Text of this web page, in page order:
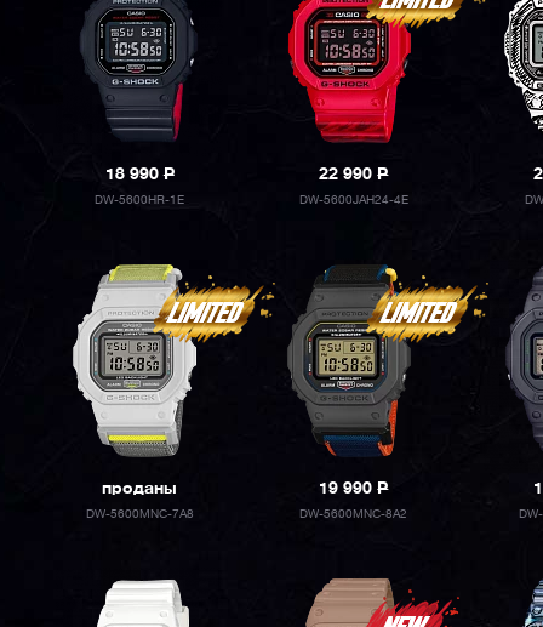
18 990P
DW-5600HR-1E
22 990P
DW-5600JAH24-4E
проданы
DW-5600MNC-7A8
19 990P
DW-5600MNC-8A2